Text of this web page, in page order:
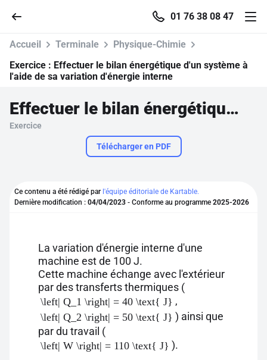
01 76 38 08 47
Parcourir
Se connecter
Pour profiter de 10 contenus offerts.
Accueil Terminale
Physique-Chimie
Exercice : Effectuer le bilan énergétique d'un système à
l'aide de sa variation d'énergie interne
Effectuer le bilan énergétique d'un système à l'aide de sa variation d'énergie interne
Exercice
Télécharger en PDF
Ce contenu a été rédigé par l'équipe éditoriale de Kartable.
Dernière modification : 04/04/2023 - Conforme au programme 2025-2026
La variation d'énergie interne d'une
machine est de 100 J.
Cette machine échange avec l'extérieur
par des transferts thermiques (
\left| Q_1 \right| = 40 \text{ J} ,
\left| Q_2 \right| = 50 \text{ J} ) ainsi que
par du travail (
\left| W \right| = 110 \text{ J} ).